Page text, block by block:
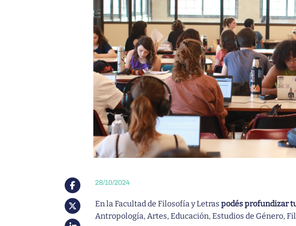
LENGUA Y LITERATURAS CLÁSICAS
CIENCIAS ANTROPOLÓGICAS
PUBLICACIONES DE EXTENSIÓN
28/10/2024
En la Facultad de Filosofía y Letras podés profundizar
Antropología, Artes, Educación, Estudios de Género,